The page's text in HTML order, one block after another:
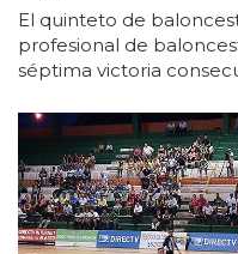
El quinteto de
profesional de
séptima victoria